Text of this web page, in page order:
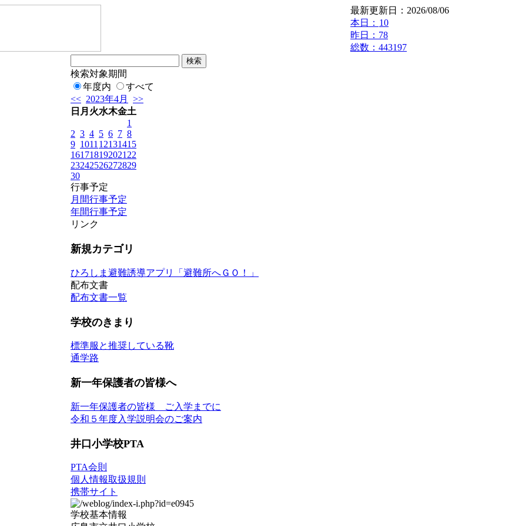
最新更新日：2026/08/06
本日： 10
昨日：78
総数：443197
検索対象期間
年度内
すべて
<< 2023年4月
>>
日 月 火水木金土
1
2 3 4 5 6 7 8
9 1011 12131415
161718192021 22
23242526272829
30
行事予定
月間行事予定
年間行事予定
リンク
新規カテゴリ
ひろしま避難誘導アプリ「避難所へＧＯ！」
配布文書
配布文書一覧
学校のきまり
標準服と推奨している靴
通学路
新一年保護者の皆様へ
新一年保護者の皆様 ご入学までに
令和５年度入学説明会のご案内
井口小学校PTA
PTA会則
個人情報取扱規則
携帯サイト
学校基本情報